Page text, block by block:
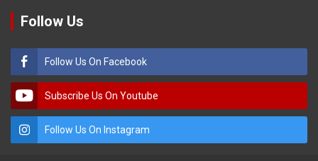
Follow Us
Follow Us On Facebook
Subscribe Us On Youtube
Follow Us On Instagram